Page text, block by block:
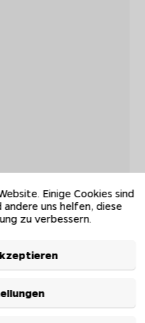
Einige Cookies sind
uns helfen, diese
zu verbessern.